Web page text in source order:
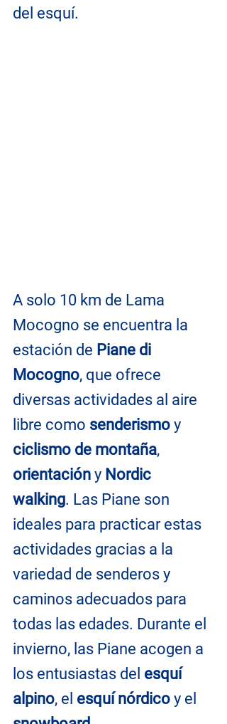
del esquí.
A solo 10 km de Lama
Mocogno se encuentra la
estación de Piane di
Mocogno, que ofrece
diversas actividades al aire
libre como senderismo y
ciclismo de montaña,
orientación y Nordic
walking. Las Piane son
ideales para practicar estas
actividades gracias a la
variedad de senderos y
caminos adecuados para
todas las edades. Durante el
invierno, las Piane acogen a
los entusiastas del esquí
alpino, el esquí nórdico y el